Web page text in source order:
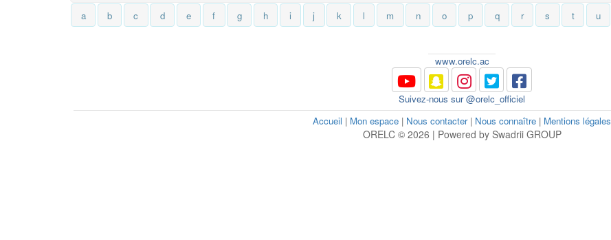
a b c d e f g h i j k l m n o p q r s t u
www.orelc.ac
Suivez-nous sur @orelc_officiel
Accueil | Mon espace | Nous contacter| Nous connaître | Mentions légales
ORELC © 2026 | Powered by Swadrii GROUP